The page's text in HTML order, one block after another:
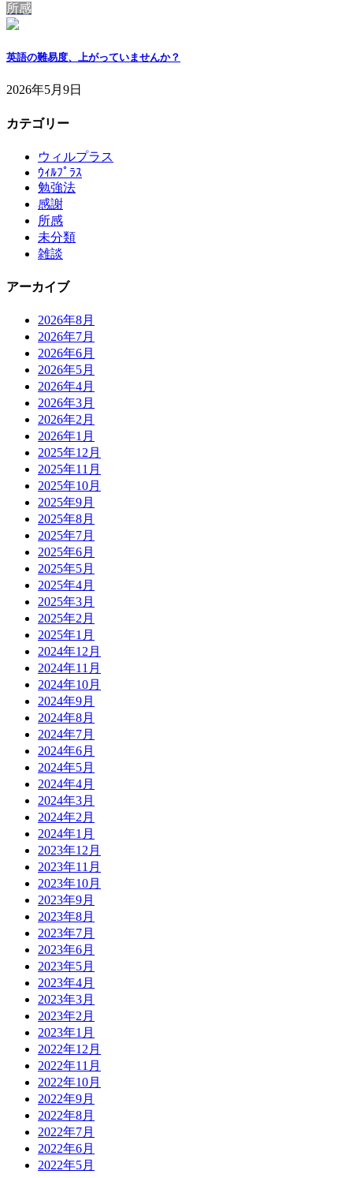
所感
英語の難易度、上がっていませんか？
2026年5月9日
カテゴリー
ウィルプラス
ｳｨﾙﾌﾟﾗｽ
勉強法
感謝
所感
未分類
雑談
アーカイブ
2026年8月
2026年7月
2026年6月
2026年5月
2026年4月
2026年3月
2026年2月
2026年1月
2025年12月
2025年11月
2025年10月
2025年9月
2025年8月
2025年7月
2025年6月
2025年5月
2025年4月
2025年3月
2025年2月
2025年1月
2024年12月
2024年11月
2024年10月
2024年9月
2024年8月
2024年7月
2024年6月
2024年5月
2024年4月
2024年3月
2024年2月
2024年1月
2023年12月
2023年11月
2023年10月
2023年9月
2023年8月
2023年7月
2023年6月
2023年5月
2023年4月
2023年3月
2023年2月
2023年1月
2022年12月
2022年11月
2022年10月
2022年9月
2022年8月
2022年7月
2022年6月
2022年5月